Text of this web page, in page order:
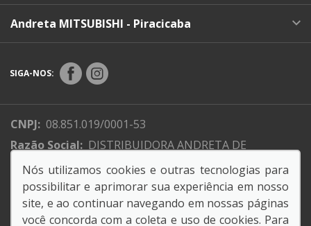
Andreta MITSUBISHI - Piracicaba
SIGA-NOS:
CNPJ: 08.851.019/0001-53
Razão Social: DISTRIBUIDORA ANDRETA DE
Endereço Matriz: Rodovia SP, 135 - - Piracicaba-SP
Nós utilizamos cookies e outras tecnologias para
possibilitar e aprimorar sua experiência em nosso
site, e ao continuar navegando em nossas páginas
você concorda com a coleta e uso de cookies. Para